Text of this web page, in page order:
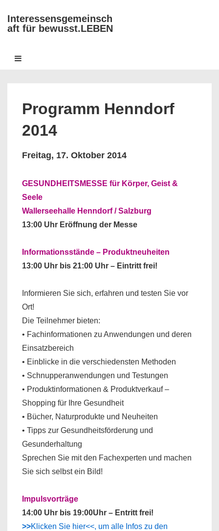
Zum
Inhalt
Interessensgemeinsch
aft für bewusst.LEBEN
Hauptnavigation
MENÜ
Programm Henndorf
2014
Freitag, 17. Oktober 2014
GESUNDHEITSMESSE für Körper, Geist &
Seele
Wallerseehalle Henndorf / Salzburg
13:00 Uhr Eröffnung der Messe
Informationsstände – Produktneuheiten
13:00 Uhr bis 21:00 Uhr – Eintritt frei!
Informieren Sie sich, erfahren und testen Sie vor
Ort!
Die Teilnehmer bieten:
• Fachinformationen zu Anwendungen und deren
Einsatzbereich
• Einblicke in die verschiedensten Methoden
• Schnupperanwendungen und Testungen
• Produktinformationen & Produktverkauf –
Shopping für Ihre Gesundheit
• Bücher, Naturprodukte und Neuheiten
• Tipps zur Gesundheitsförderung und
Gesunderhaltung
Sprechen Sie mit den Fachexperten und machen
Sie sich selbst ein Bild!
Impulsvorträge
14:00 Uhr bis 19:00Uhr – Entritt frei!
>>Klicken Sie hier<<, um alle Infos zu den